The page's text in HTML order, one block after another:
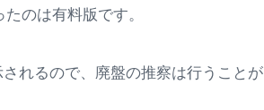
のは有料版です。
れるので、廃盤の推察は行うことが